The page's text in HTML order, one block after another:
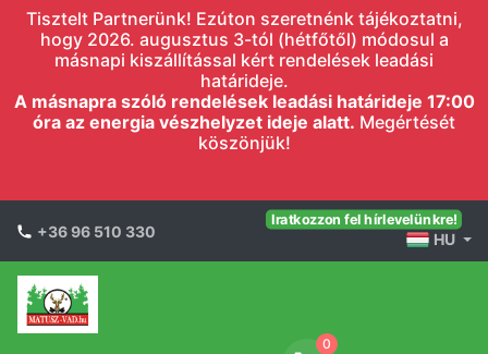
Tisztelt Partnerünk! Ezúton szeretnénk tájékoztatni,
hogy 2026. augusztus 3-tól (hétfőtől) módosul a
másnapi kiszállítással kért rendelések leadási
határideje.
A másnapra szóló rendelések leadási határideje 17:00
óra az energia vészhelyzet ideje alatt. Megértését
köszönjük!
+36 96 510 330
Iratkozzon fel hírlevelünkre!
HU
0